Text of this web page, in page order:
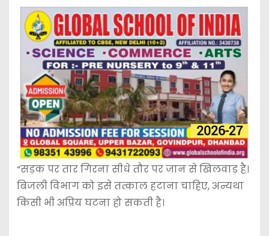
“सड़क पर तार गिरना सीधे तौर पर जान से खिलवाड़ है।
बिजली विभाग को इसे तत्काल हटाना चाहिए, अन्यथा
किसी भी अप्रिय घटना हो सकती है।